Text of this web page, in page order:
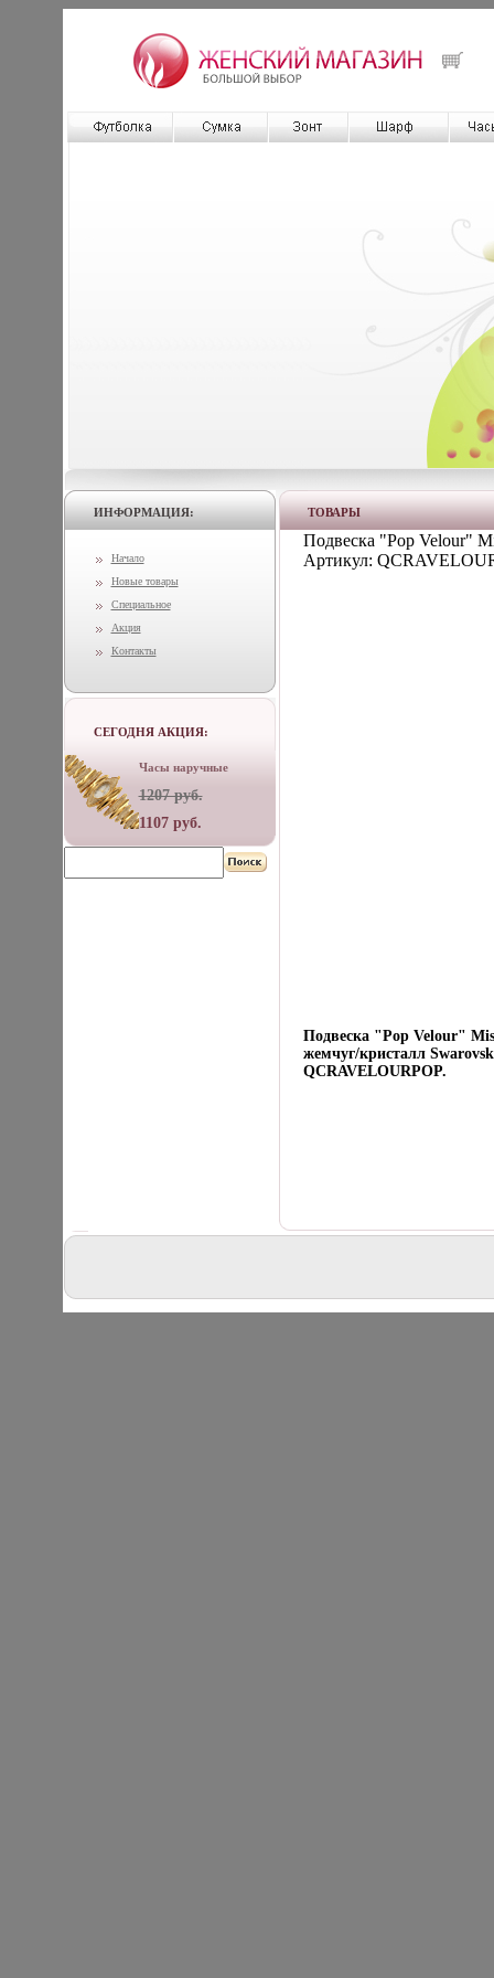
ИНФОРМАЦИЯ:
Начало
Новые товары
Специальное
Акция
Контакты
СЕГОДНЯ АКЦИЯ:
Часы наручные
1207 руб.
1107 руб.
ТОВАРЫ
Подвеска "Pop Velour"
Артикул:
Подвеска "Pop Velour"
жемчуг/кристалл
QCRAVELOURPOP.